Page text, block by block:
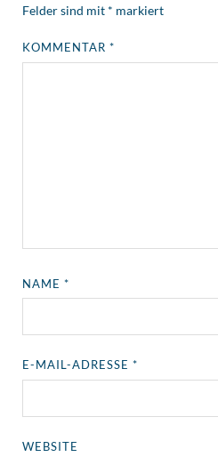
Felder sind mit * markiert
KOMMENTAR*
NAME*
E-MAIL-ADRESSE*
WEBSITE